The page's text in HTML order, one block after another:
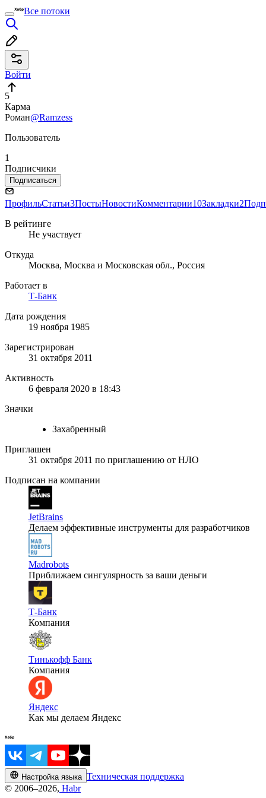
Все потоки
Войти
5
Карма
Роман@Ramzess
Пользователь
1
Подписчики
Подписаться
ПрофильСтатьи3ПостыНовостиКомментарии10Закладки2
В рейтинге
Не участвует
Откуда
Москва, Москва и Московская обл., Россия
Работает в
Т-Банк
Дата рождения
19 ноября 1985
Зарегистрирован
31 октября 2011
Активность
6 февраля 2020 в 18:43
Значки
Захабренный
Приглашен
31 октября 2011 по приглашению от НЛО
Подписан на компании
JetBrains
Делаем эффективные инструменты для разработчиков
Madrobots
Приближаем сингулярность за ваши деньги
Т-Банк
Компания
Тинькофф Банк
Компания
Яндекс
Как мы делаем Яндекс
Настройка языка Техническая поддержка
© 2006–2026, Habr